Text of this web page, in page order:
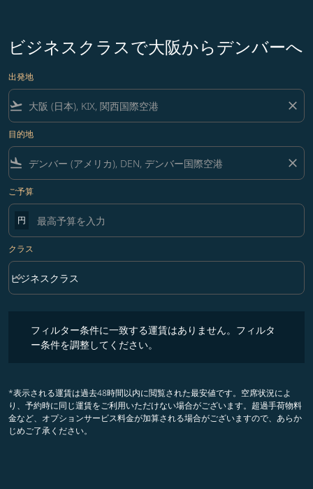
ビジネスクラスで大阪からデンバーへ
出発地
flight_takeoff close
目的地
flight_land close
ご予算
円
クラス
クラス option ビジネスクラス Selected
ビジネスクラス
keyboard_arrow_down
フィルター条件に一致する運賃はありません。フィルタ
ー条件を調整してください。
*表示される運賃は過去48時間以内に閲覧された最安値です。空席状況によ
り、予約時に同じ運賃をご利用いただけない場合がございます。超過手荷物料
金など、オプションサービス料金が加算される場合がございますので、あらか
じめご了承ください。